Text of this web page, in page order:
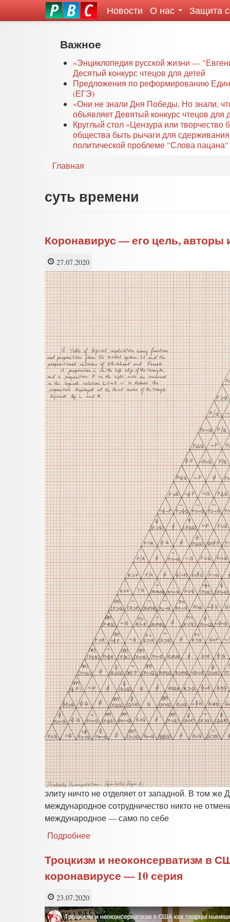
Новости О нас Защита
Важное
«Энциклопедия русской жизни —
Десятый конкурс чтецов для детей
Предложения по реформированию
(ЕГЭ)
«Они не знали Дня Победы, Но знали,
объявляет Девятый конкурс чтецов для
Круглый стол «Цензура или
общества быть рычаги для
политической проблеме "Слова пацана"
Главная
суть времени
Коронавирус — его цель, авторы
27.07.2020
элиту ничто не отделяет от западной. В том
международное сотрудничество никто не
международное — само по себе
Подробнее
—
его
цель,
хозяева.
Часть
Троцкизм и неоконсерватизм в
коронавирусе — 10 серия
23.07.2020